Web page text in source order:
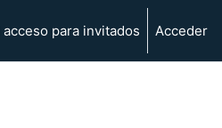
para invitados Acceder